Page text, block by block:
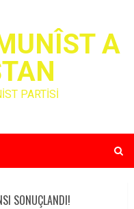
A
PARTİSİ
SONUÇLANDI!